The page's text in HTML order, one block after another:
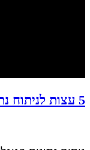
5 עצות לניתוח נתונים באנליטיקס...